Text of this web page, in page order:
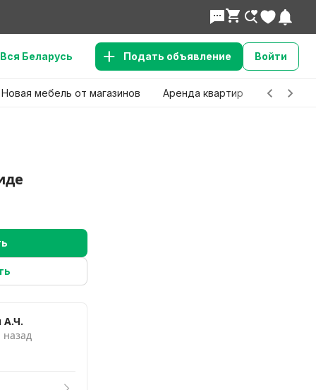
Вся Беларусь Подать объявление Войти
Новая мебель от магазинов Аренда квартир Детские
А.Ч.
назад